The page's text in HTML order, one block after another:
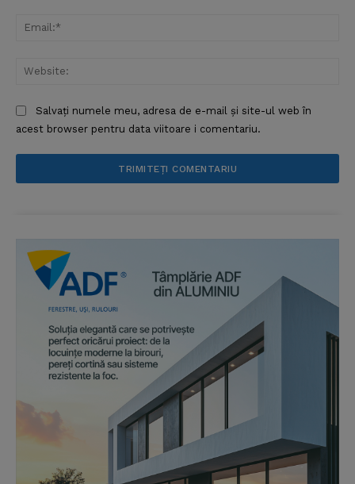
Salvați numele meu, adresa de e-mail și site-ul web în
acest browser pentru data viitoare i comentariu.